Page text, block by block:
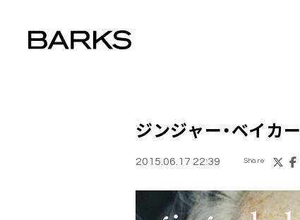
ジンジャー・ベイカー
2015.06.17 22:39 Share